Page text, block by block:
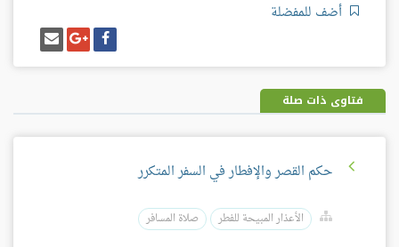
أضف للمفضلة
شارك
على
فيسبوك
شارك
على
غوغل
بلس
إرسل
إيميل
فتاوى ذات صلة
حكم القصر والإفطار في السفر المتكرر
الأعذار المبيحة للفطر صلاة المسافر